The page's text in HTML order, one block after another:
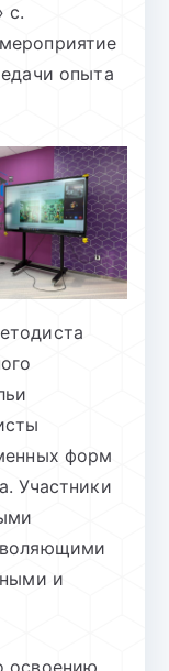
с.
опыта
форм
Участники
и